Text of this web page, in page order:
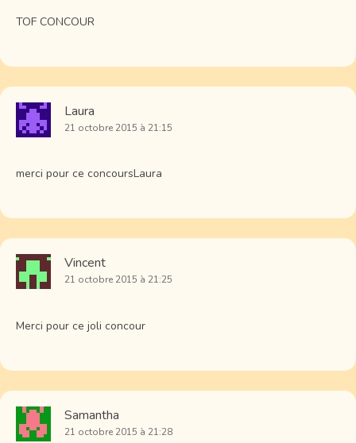
TOF CONCOUR
Laura
21 octobre 2015 à 21:15
merci pour ce concoursLaura
Vincent
21 octobre 2015 à 21:25
Merci pour ce joli concour
Samantha
21 octobre 2015 à 21:28